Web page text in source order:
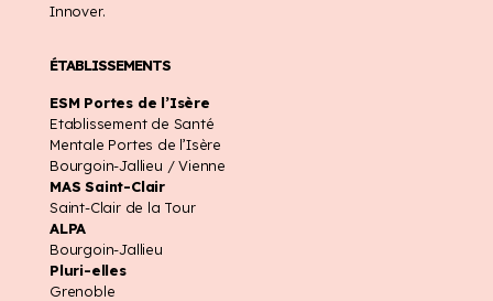
Innover.
ÉTABLISSEMENTS
ESM Portes de l’Isère
Etablissement de Santé
Mentale Portes de l’Isère
Bourgoin-Jallieu / Vienne
MAS Saint-Clair
Saint-Clair de la Tour
ALPA
Bourgoin-Jallieu
Pluri-elles
Grenoble